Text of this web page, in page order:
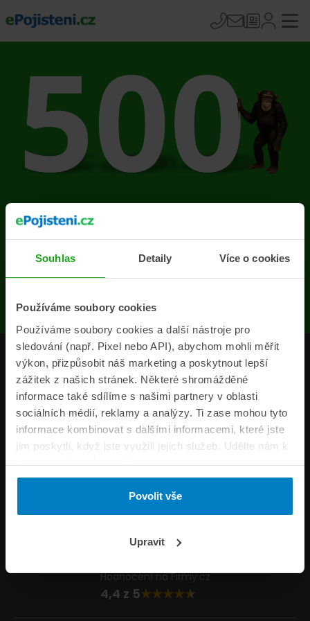
Souhlas Detaily Více o cookies
Používáme soubory cookies
Používáme soubory cookies a další nástroje pro
sledování (např. Pixel nebo API), abychom mohli měřit
výkon, přizpůsobit náš marketing a poskytnout lepší
zážitek z našich stránek. Některé shromážděné
informace také sdílíme s našimi partnery v oblasti
sociálních médií, reklamy a analýzy. Ti zase mohou tyto
informace kombinovat s dalšími informacemi, které jste
jim poskytli, když jste využili jejich služeb. Udělte nám k
tomu prosím svůj souhlas.
Povolit vše
Upravit
Na stránce se vyskytla
chyba
Produkty
Pojišťovny
Informace
ePojisteni.cz
Formuláře
Napište nám
Hodnocení na Firmy.cz
4,4 z 5